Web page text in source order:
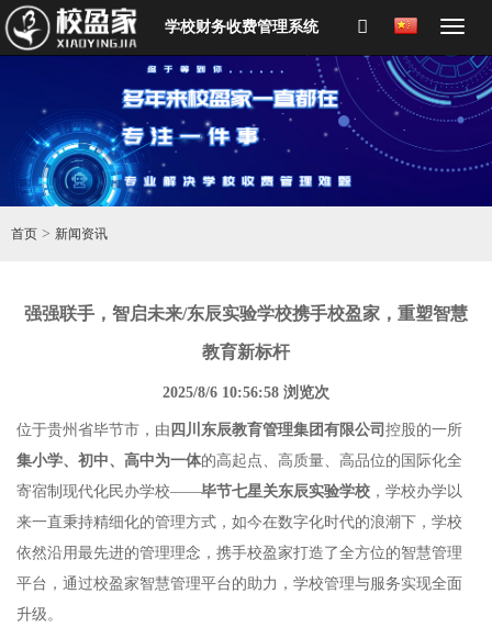
学校财务收费管理系统
首页 > 新闻资讯
强强联⼿，智启未来/东⾠实验学校携⼿校盈家，重塑智慧
教育新标杆
2025/8/6 10:56:58 浏览次
位于贵州省毕节市，由 四川东辰教育管理集团有限公司 控股的一所
集小学、初中、高中为一体的高起点、高质量、高品位的国际化全
寄宿制现代化民办学校——毕节七星关东辰实验学校 ，学校办学以
来一直秉持精细化的管理方式，如今在数字化时代的浪潮下，学校
依然沿用最先进的管理理念，携手校盈家打造了全方位的智慧管理
平台，通过校盈家智慧管理平台的助力，学校管理与服务实现全面
升级。